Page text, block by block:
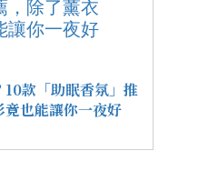
款「助眠香氛」推
也能讓你一夜好